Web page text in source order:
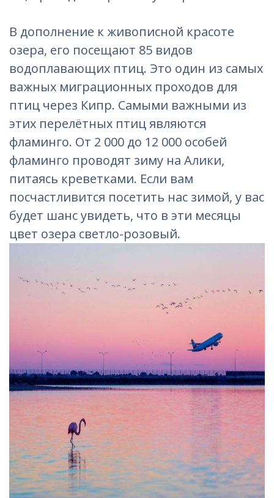
В дополнение к живописной красоте
озера, его посещают 85 видов
водоплавающих птиц. Это один из самых
важных миграционных проходов для
птиц через Кипр. Самыми важными из
этих перелётных птиц являются
фламинго. От 2 000 до 12 000 особей
фламинго проводят зиму на Алики,
питаясь креветками. Если вам
посчастливится посетить нас зимой, у вас
будет шанс увидеть, что в эти месяцы
цвет озера светло-розовый.